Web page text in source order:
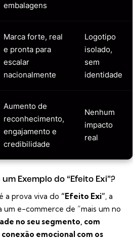
embalagens
Marca forte, real
e pronta para
escalar
nacionalmente
Logotipo
isolado,
sem
identidade
Aumento de
reconhecimento,
engajamento e
credibilidade
Nenhum
impacto
real
Exemplo do “Efeito Exi”?
a prova viva do “Efeito Exi”, a
e-commerce de “mais um no
no seu segmento, com
emocional com os